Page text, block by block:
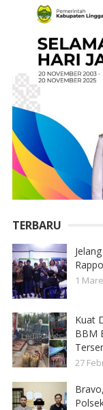
TERBARU
1
Kuat
BBM
27